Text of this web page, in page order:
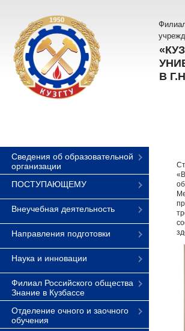
В
Сведения об образовательной
организации
ПОСТУПАЮЩЕМУ
Внеучебная деятельность
Направления подготовки
Наука и инновации
Филиал Российского общества
Знание в Кузбассе
Отделение очного и заочного
обучения